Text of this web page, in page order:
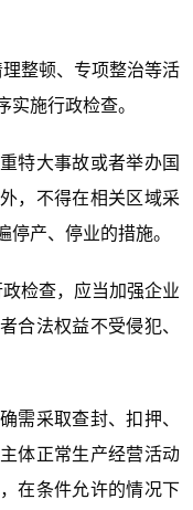
整顿、专项整治等活
施行政检查。
大事故或者举办国
，不得在相关区域采
产、停业的措施。
检查，应当加强企业
合法权益不受侵犯、
采取查封、扣押、
体正常生产经营活动
在条件允许的情况下